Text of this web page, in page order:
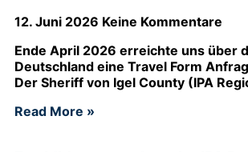
12. Juni 2026 Keine Kommentare
Ende April 2026 erreichte uns über
Deutschland eine Travel Form
Der Sheriff von Igel County (IPA
Read More »